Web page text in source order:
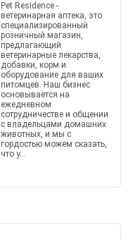
Pet Residence -
ветеринарная аптека, это
специализированный
розничный магазин,
предлагающий
ветеринарные лекарства,
добавки, корм и
оборудование для ваших
питомцев. Наш бизнес
основывается на
ежедневном
сотрудничестве и общении
с владельцами домашних
животных, и мы с
гордостью можем сказать,
что у...